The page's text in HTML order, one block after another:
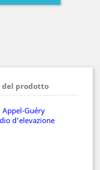
prodotto
Appel-Guéry
d’elevazione